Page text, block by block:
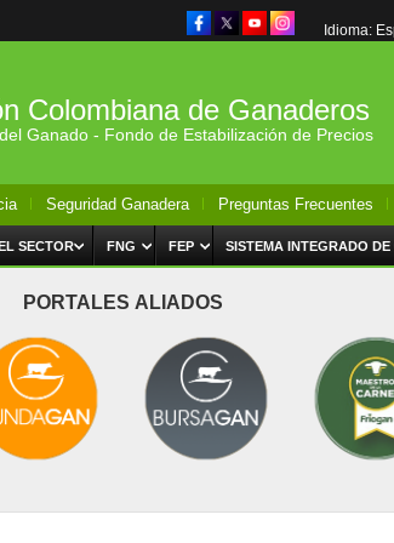
Idioma:
Colombiana de Ganaderos
Ganado - Fondo de Estabilización de Precios
Seguridad Ganadera Preguntas Frecuentes
SECTOR FNG FEP SISTEMA INTEGRADO DE
PORTALES ALIADOS